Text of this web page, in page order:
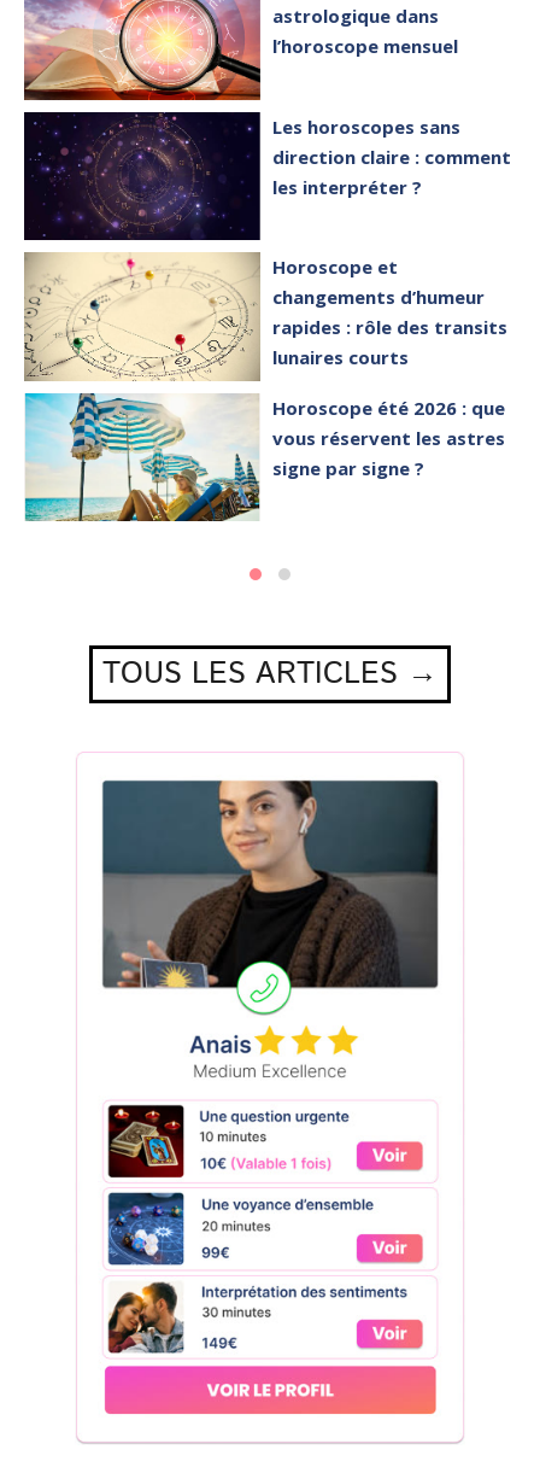
astrologique dans
l’horoscope mensuel
Les horoscopes sans
direction claire : comment
les interpréter ?
Horoscope et
changements d’humeur
rapides : rôle des transits
lunaires courts
Horoscope été 2026 : que
vous réservent les astres
signe par signe ?
TOUS LES ARTICLES →